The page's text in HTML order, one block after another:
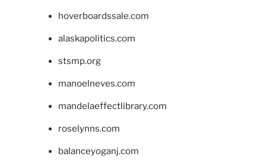
hoverboardssale.com
alaskapolitics.com
stsmp.org
manoelneves.com
mandelaeffectlibrary.com
roselynns.com
balanceyoganj.com